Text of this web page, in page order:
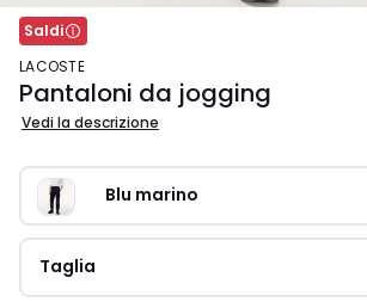
Saldi
LACOSTE
Pantaloni da jogging
Vedi la descrizione
Blu marino
Taglia